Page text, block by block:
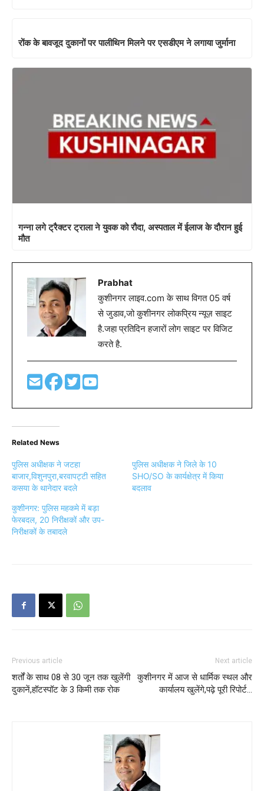
रोंक के बावजूद दुकानों पर पालीथिन मिलने पर एसडीएम ने लगाया जुर्माना
गन्ना लगे ट्रैक्टर ट्राला ने युवक को रौदा, अस्पताल में ईलाज के दौरान हुई
मौत
Prabhat
कुशीनगर लाइव.com के साथ विगत 05 वर्ष
से जुडाव,जो कुशीनगर लोकप्रिय न्यूज़ साइट
है.जहा प्रतिदिन हजारों लोग साइट पर विजिट
करते है.
Related News
पुलिस अधीक्षक ने जटहा
बाजार,विशुनपुरा,बरवापट्टी सहित
कसया के थानेदार बदले
पुलिस अधीक्षक ने जिले के 10
SHO/SO के कार्यक्षेत्र में किया
बदलाव
कुशीनगर: पुलिस महकमे में बड़ा
फेरबदल, 20 निरीक्षकों और उप-
निरीक्षकों के तबादले
Previous article
शर्तों के साथ 08 से 30 जून तक खुलेंगी
दुकानें,हॉटस्पॉट के 3 किमी तक रोक
Next article
कुशीनगर में आज से धार्मिक स्थल और
कार्यालय खुलेंगे,पढ़े पूरी रिपोर्ट…